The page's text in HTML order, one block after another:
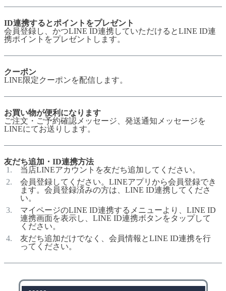
ID連携するとポイントをプレゼント
会員登録し、かつLINE ID連携していただけるとLINE ID連
携ポイントをプレゼントします。
クーポン
LINE限定クーポンを配信します。
お買い物が便利になります
ご注文・ご予約確認メッセージ、発送通知メッセージを
LINEにてお送りします。
友だち追加・ID連携方法
当店LINEアカウントを友だち追加してください。
会員登録してください。LINEアプリから会員登録でき
ます。会員登録済みの方は、LINE ID連携してくださ
い。
マイページのLINE ID連携するメニューより、LINE ID
連携画面を表示し、LINE ID連携ボタンをタップして
ください。
友だち追加だけでなく、会員情報とLINE ID連携を行
ってください。